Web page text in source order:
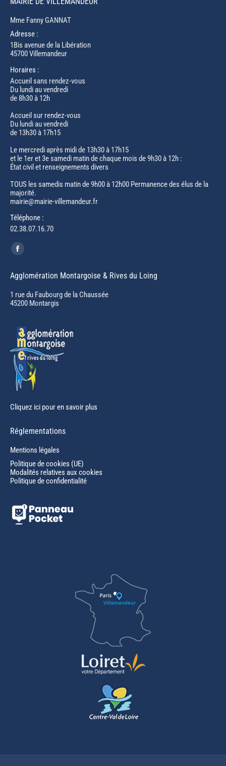
Mme Fanny GANNAT
Adresse :
1Bis avenue de la Libération
45700 Villemandeur
Horaires :
Accueil sans rendez-vous
Du lundi au vendredi
de 8h30 à 12h
Accueil sur rendez-vous
Du lundi au vendredi
de 13h30 à 17h15
Le mercredi après midi de 13h30 à 17h15
et le 1er et 3e samedi matin de chaque mois de 9h30 à 12h :
État civil et renseignements divers
TOUS les samedis matin de 9h00 à 12h00 Permanence des élus de la
majorité.
mairie@mairie-villemandeur.fr
Téléphone :
02.38.07.16.70
Trouvez nous sur :
Facebook
opens
in
new
Agglomération Montargoise & Rives du Loing
1 rue du Faubourg de la Chaussée
45200 Montargis
Cliquez ici pour en savoir plus
Réglementations
Mentions légales
Politique de cookies (UE)
Modalités relatives aux cookies
Politique de confidentialité